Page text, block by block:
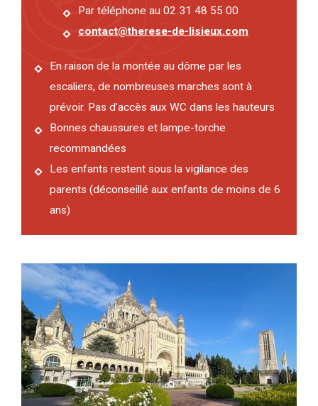
Par téléphone au 02 31 48 55 00
contact@therese-de-lisieux.com
En raison de la montée au dôme par les
escaliers, de nombreuses marches sont à
prévoir. Pas d’accès aux WC dans les hauteurs
Bonnes chaussures et lampe-torche
recommandées
Les enfants restent sous la vigilance des
parents (déconseillé aux enfants de moins de 6
ans)